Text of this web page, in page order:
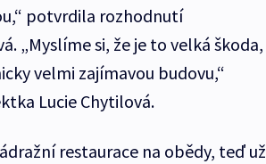
potvrdila rozhodnutí
„Myslíme si, že je to velká škoda,
velmi zajímavou budovu,“
Lucie Chytilová.
restaurace na obědy, teď už